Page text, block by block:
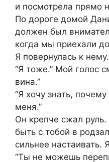
и посмотрела прямо
По дороге домой
должен был
когда мы приехали
Я повернулась к
“Я тоже.” Мой голос
вина.”
“Я хочу знать,
меня.”
Он крепче сжал руль.
быть с тобой в
сильнее
“Ты не можешь